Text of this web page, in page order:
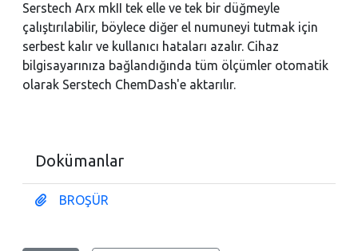
Serstech Arx mkII tek elle ve tek bir düğmeyle
çalıştırılabilir, böylece diğer el numuneyi tutmak için
serbest kalır ve kullanıcı hataları azalır. Cihaz
bilgisayarınıza bağlandığında tüm ölçümler otomatik
olarak Serstech ChemDash'e aktarılır.
Dokümanlar
BROŞÜR